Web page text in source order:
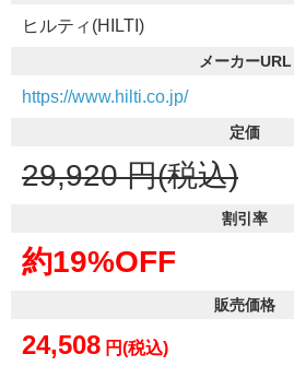
ヒルティ(HILTI)
メーカーURL
https://www.hilti.co.jp/
定価
29,920 円(税込)
割引率
約19%OFF
販売価格
24,508 円(税込)